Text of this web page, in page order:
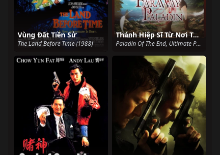
Vùng Đất Tiền Sử
The Land Before Time (1988)
Thánh Hiệp Sĩ Từ Nơi Tận Cùng
Paladin Of The End, Ultimate Paladin, The Faraway Paladin, Saihate No Paladin (2021)